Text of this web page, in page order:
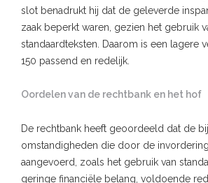
slot benadrukt hij dat de geleverde
zaak beperkt waren, gezien het gebruik
standaardteksten. Daarom is een lagere
150 passend en redelijk.
Oordelen van de rechtbank en het hof
De rechtbank heeft geoordeeld dat de
omstandigheden die door de
aangevoerd, zoals het gebruik van
geringe financiële belang, voldoende